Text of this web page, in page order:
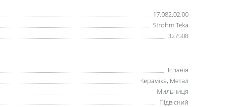
17.082.02.00
Strohm Teka
327508
Іспанія
Кераміка, Метал
Мильниця
Підвісний